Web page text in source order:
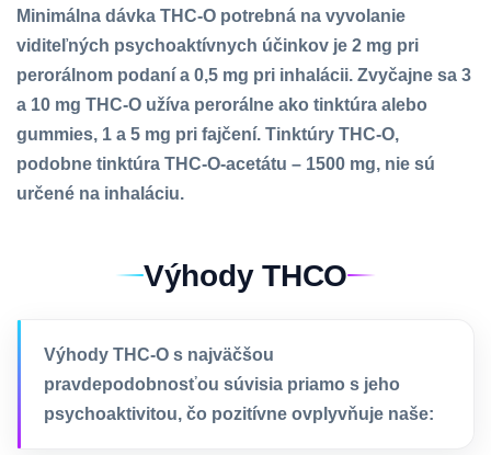
Minimálna dávka THC-O potrebná na vyvolanie
viditeľných psychoaktívnych účinkov je 2 mg pri
perorálnom podaní a 0,5 mg pri inhalácii. Zvyčajne sa 3
a 10 mg THC-O užíva perorálne ako tinktúra alebo
gummies, 1 a 5 mg pri fajčení. Tinktúry THC-O,
podobne tinktúra THC-O-acetátu – 1500 mg, nie sú
určené na inhaláciu.
Výhody THCO
Výhody THC-O s najväčšou
pravdepodobnosťou súvisia priamo s jeho
psychoaktivitou, čo pozitívne ovplyvňuje naše: